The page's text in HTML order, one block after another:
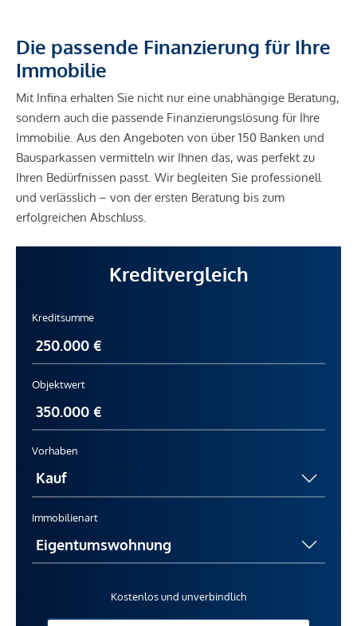
Die passende Finanzierung für Ihre
Immobilie
Mit Infina erhalten Sie nicht nur eine unabhängige Beratung,
sondern auch die passende Finanzierungslösung für Ihre
Immobilie. Aus den Angeboten von über 150 Banken und
Bausparkassen vermitteln wir Ihnen das, was perfekt zu
Ihren Bedürfnissen passt. Wir begleiten Sie professionell
und verlässlich – von der ersten Beratung bis zum
erfolgreichen Abschluss.
Kreditvergleich
Kreditsumme
Objektwert
Vorhaben
Immobilienart
Kostenlos und unverbindlich